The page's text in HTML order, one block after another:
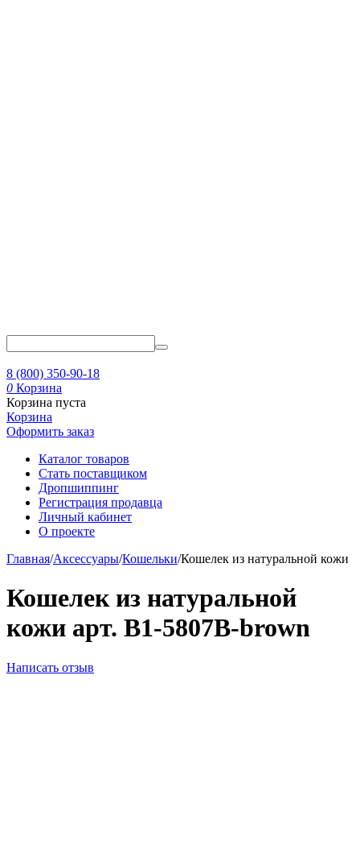
8 (800) 350-90-18
0 Корзина
Корзина пуста
Корзина
Оформить заказ
Каталог товаров
Стать поставщиком
Дропшиппинг
Регистрация продавца
Личный кабинет
О проекте
Главная/Аксессуары/Кошельки/Кошелек из натуральной кожи
Кошелек из натуральной
кожи арт. B1-5807B-brown
Написать отзыв